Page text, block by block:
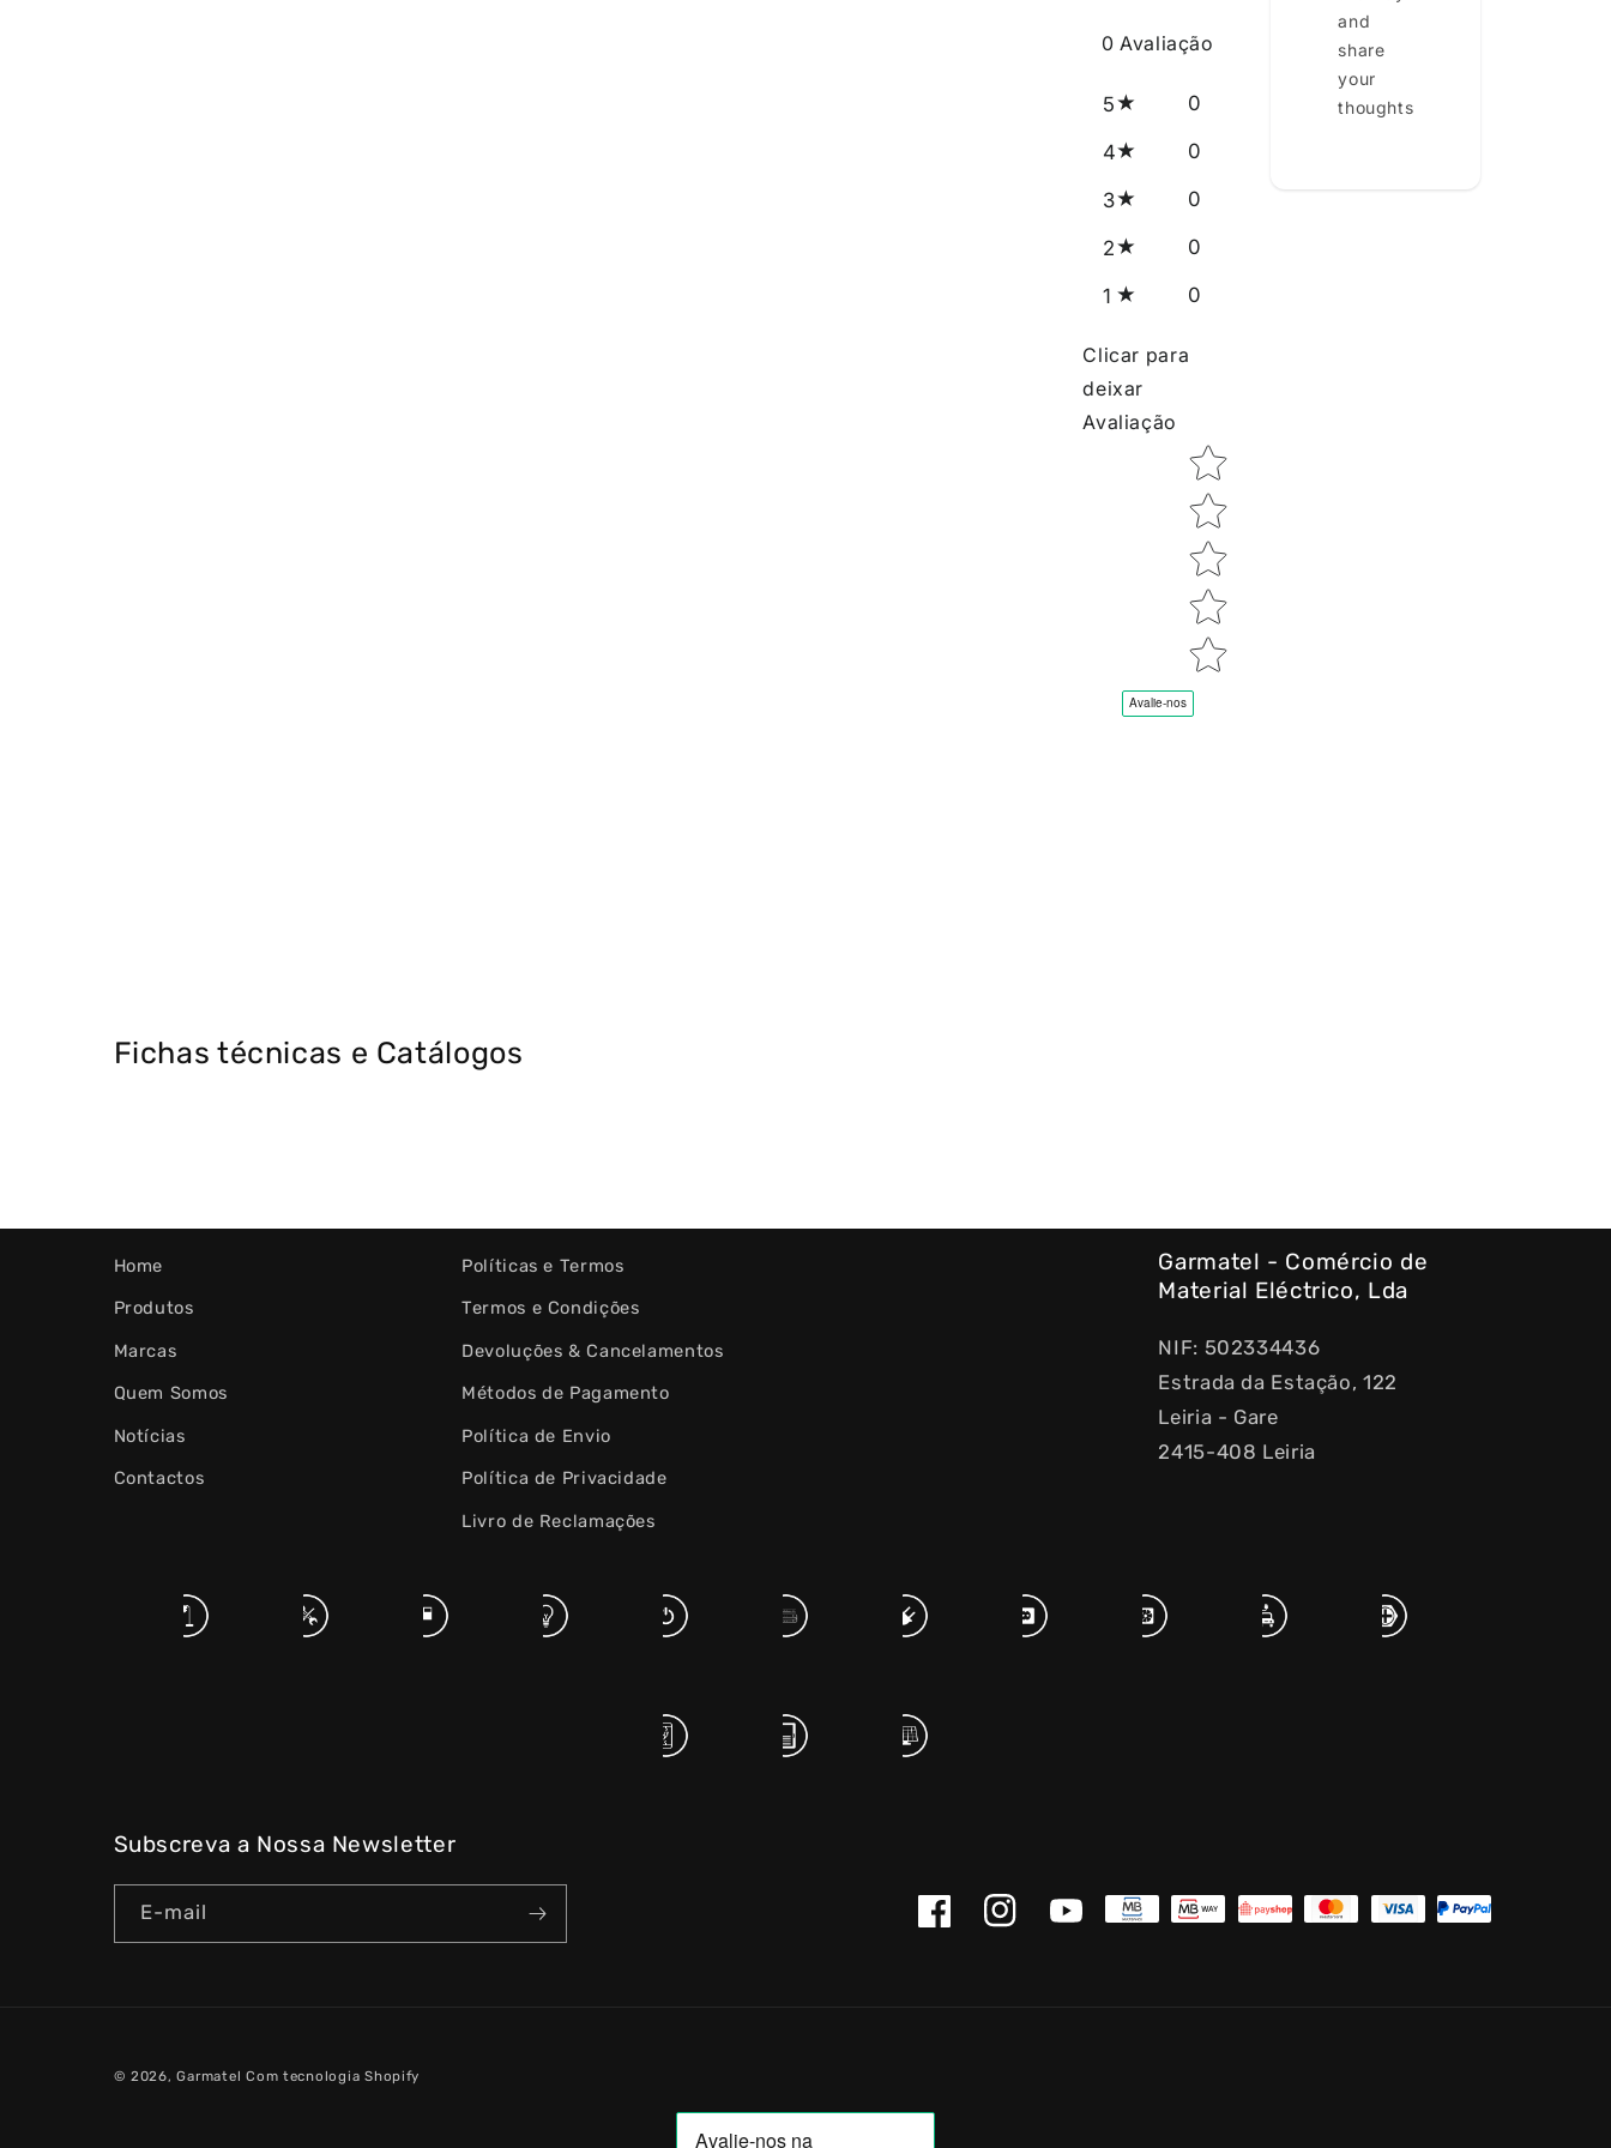
0 Avaliação
5 0
4 0
3 0
2 0
1 0
Clicar para
deixar
Avaliação
Star rating
and
share
your
thoughts
Fichas técnicas e Catálogos
Home
Produtos
Marcas
Quem Somos
Notícias
Contactos
Políticas e Termos
Termos e Condições
Devoluções & Cancelamentos
Métodos de Pagamento
Política de Envio
Política de Privacidade
Livro de Reclamações
Garmatel - Comércio de
Material Eléctrico, Lda
NIF: 502334436
Estrada da Estação, 122
Leiria - Gare
2415-408 Leiria
Subscreva a Nossa Newsletter
E-mail FacebookInstagramYouTube
© 2026,Garmatel Com tecnologia Shopify